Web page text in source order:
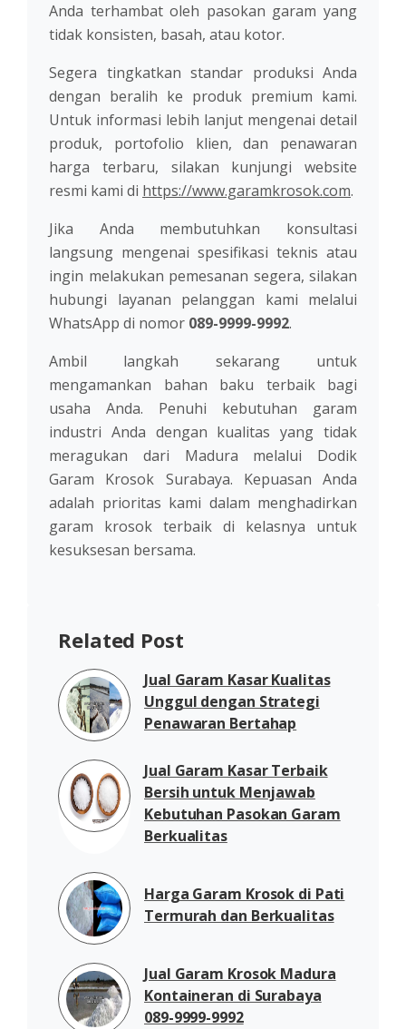
Anda terhambat oleh pasokan garam yang
tidak konsisten, basah, atau kotor.
Segera tingkatkan standar produksi Anda
dengan beralih ke produk premium kami.
Untuk informasi lebih lanjut mengenai detail
produk, portofolio klien, dan penawaran
harga terbaru, silakan kunjungi website
resmi kami di https://www.garamkrosok.com.
Jika Anda membutuhkan konsultasi
langsung mengenai spesifikasi teknis atau
ingin melakukan pemesanan segera, silakan
hubungi layanan pelanggan kami melalui
WhatsApp di nomor 089-9999-9992.
Ambil langkah sekarang untuk
mengamankan bahan baku terbaik bagi
usaha Anda. Penuhi kebutuhan garam
industri Anda dengan kualitas yang tidak
meragukan dari Madura melalui Dodik
Garam Krosok Surabaya. Kepuasan Anda
adalah prioritas kami dalam menghadirkan
garam krosok terbaik di kelasnya untuk
kesuksesan bersama.
Related Post
Jual Garam Kasar Kualitas
Unggul dengan Strategi
Penawaran Bertahap
Jual Garam Kasar Terbaik
Bersih untuk Menjawab
Kebutuhan Pasokan Garam
Berkualitas
Harga Garam Krosok di Pati
Termurah dan Berkualitas
Jual Garam Krosok Madura
Kontaineran di Surabaya
089-9999-9992